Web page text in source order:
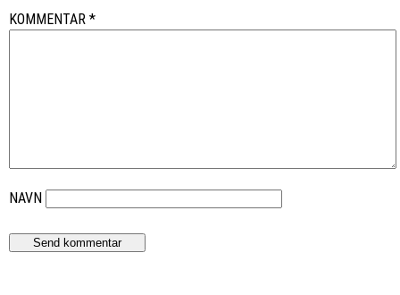
KOMMENTAR *
NAVN